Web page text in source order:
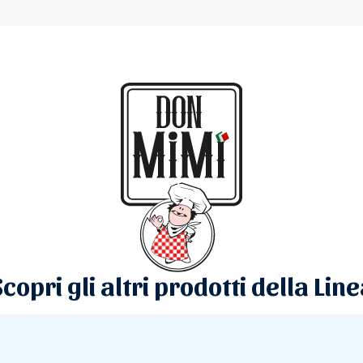
gli altri prodotti della